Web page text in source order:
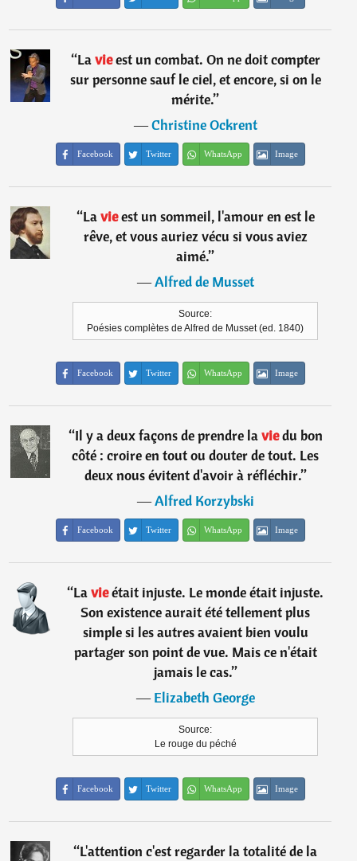
“Lavieest un combat. On ne doit compter
sur personne sauf le ciel, et encore, si on le
mérite.”
―Christine Ockrent
Facebook Twitter WhatsApp Image
“Lavieest un sommeil, l'amour en est le
rêve, et vous auriez vécu si vous aviez
aimé.”
―Alfred de Musset
Source:
Poésies complètes de Alfred de Musset (ed. 1840)
Facebook Twitter WhatsApp Image
“Il y a deux façons de prendre laviedu bon
côté : croire en tout ou douter de tout. Les
deux nous évitent d'avoir à réfléchir.”
―Alfred Korzybski
Facebook Twitter WhatsApp Image
“Lavieétait injuste. Le monde était injuste.
Son existence aurait été tellement plus
simple si les autres avaient bien voulu
partager son point de vue. Mais ce n'était
jamais le cas.”
―Elizabeth George
Source:
Le rouge du péché
Facebook Twitter WhatsApp Image
“L'attention c'est regarder la totalité de la